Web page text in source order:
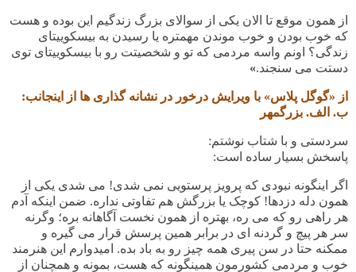
ﺍﺯ ﻫﻤﻮﻥ ﻣﻮﻗﻊ ﺗﺎ ﺍﻻﻥ ﯾﮑﯽ ﺍﺯ ﺳﻮﺍﻻﯼ ﺑﺰﺭﮒ ﺯﻧﺪﮔﯿﻢ ﺍﯾﻦ ﺑﻮﺩﻩ ﻭ ﻫﺴﺖ
ﮐﻪ ﺧﻮﺏ ﺑﻮﺩﻥ ﻭ ﺧﻮﺏ ﻣﻮﻧﺪﻥ ﻣﻬﻤﺘﺮﻩ ﯾﺎ ﺭﺳﯿﺪﻥ ﺑﻪ ﺑﯿﺴﮑﻮﯾﯿﺘﺎﯼ
ﺯﻧﺪﮔﯽ؟ ﺍﻭﻧﻢ ﻭﺍﺳﻪ ﻣﺮﺩﻣﯽ ﮐﻪ ﺗﻮ ﻭ ﺷﺨﺼﯿﺘﺖ ﺭﻭ ﺑﺎ ﺑﯿﺴﮑﻮﯾﯿﺘﺎﯼ ﺗﻮﯼ
ﺩﺳﺘﺖ می سنجند.»
از «گوگل پلاس» با ویرایش درخور در نشانه گذاری ها از اینجانب:
ب. الف. بزرگمهر
سردستی و با شتاب نوشتم:
پاسخش بسیار ساده است:
اگر اینگونه نبودی که پرویز پرستویی نمی شدی! می شدی یکی از
همون دله دزدها! کوچک یا بزرگش هم تفاوتی نداره. ضمن اینکه آدم
هر راهی رو که می ره، بهتره از همون نخست آگاهانه بره؛ وگرنه
سر هر پیچ و گردنه ای در برابر همین پرسش قرار می گیره و
ممکنه حتا در سن پیری همه چیز رو به باد بده. امیدوارم این هنرمند
خوب و مردمی کشورمون همینگونه که هست، بمونه و همچنان از